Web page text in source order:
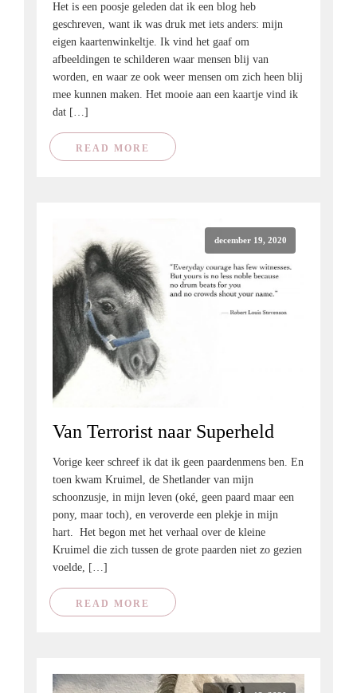
Het is een poosje geleden dat ik een blog heb
geschreven, want ik was druk met iets anders: mijn
eigen kaartenwinkeltje. Ik vind het gaaf om
afbeeldingen te schilderen waar mensen blij van
worden, en waar ze ook weer mensen om zich heen blij
mee kunnen maken. Het mooie aan een kaartje vind ik
dat […]
READ MORE
december 19, 2020
Van Terrorist naar Superheld
Vorige keer schreef ik dat ik geen paardenmens ben. En
toen kwam Kruimel, de Shetlander van mijn
schoonzusje, in mijn leven (oké, geen paard maar een
pony, maar toch), en veroverde een plekje in mijn
hart. Het begon met het verhaal over de kleine
Kruimel die zich tussen de grote paarden niet zo gezien
voelde, […]
READ MORE